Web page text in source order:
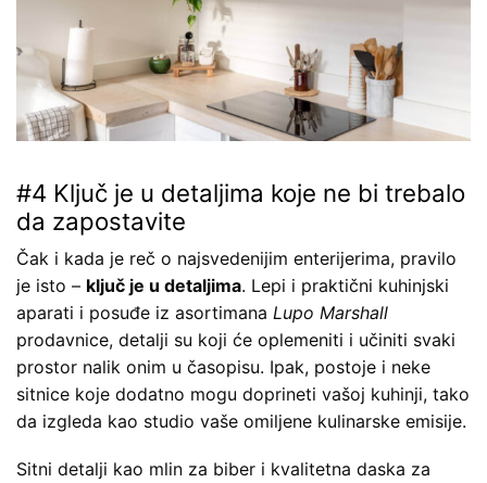
#4 Ključ je u detaljima koje ne bi trebalo
da zapostavite
Čak i kada je reč o najsvedenijim enterijerima, pravilo
je isto – ključ je u detaljima. Lepi i praktični kuhinjski
aparati i posuđe iz asortimana Lupo Marshall
prodavnice, detalji su koji će oplemeniti i učiniti svaki
prostor nalik onim u časopisu. Ipak, postoje i neke
sitnice koje dodatno mogu doprineti vašoj kuhinji, tako
da izgleda kao studio vaše omiljene kulinarske emisije.
Sitni detalji kao mlin za biber i kvalitetna daska za